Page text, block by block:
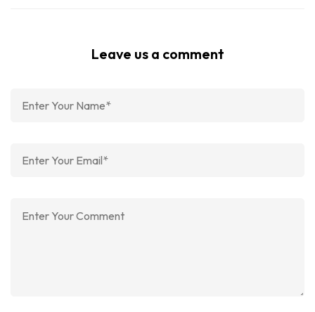
Leave us a comment